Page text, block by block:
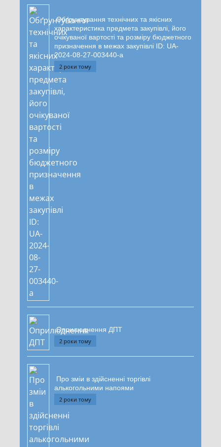
Обґрунтування технічних та якісних
характеристика предмета закупівлі, його
очікуваної вартості та розміру бюджетного
призначення в межах закупівлі ID: UA-
2024-08-27-003440-a
2 роки тому
Оприлюднення ДПТ
2 роки тому
Про зміи в здійсненні торгівлі
алькогольними напоями
2 роки тому